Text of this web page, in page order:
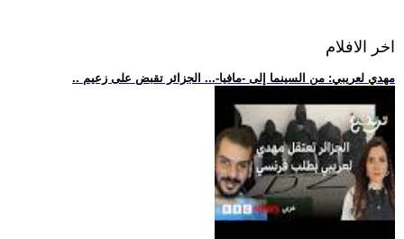
اخر الافلام
.. مهدي لعريبي: من السينما إلى -مافيا-... الجزائر تقبض على زعيم